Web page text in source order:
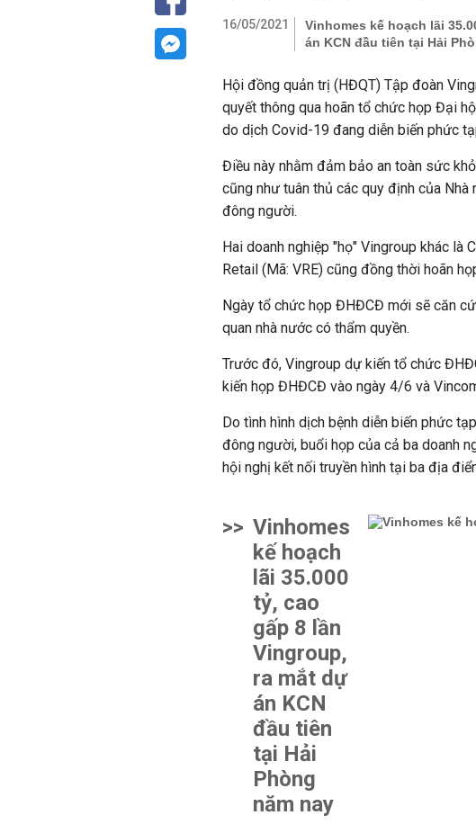
16/05/2021
Vinhomes kế hoạch lãi
án KCN đầu tiên tại Hải
Hội đồng quản trị (HĐQT) Tập đoàn
quyết thông qua hoãn tổ chức họp Đại
do dịch Covid-19 đang diễn biến phức
Điều này nhằm đảm bảo an toàn sức
cũng như tuân thủ các quy định của
đông người.
Hai doanh nghiệp "họ" Vingroup khác là
Retail (Mã: VRE) cũng đồng thời hoãn
Ngày tổ chức họp ĐHĐCĐ mới sẽ căn
quan nhà nước có thẩm quyền.
Trước đó, Vingroup dự kiến tổ chức
kiến họp ĐHĐCĐ vào ngày 4/6 và
Do tình hình dịch bệnh diễn biến phức
đông người, buổi họp của cả ba doanh
hội nghị kết nối truyền hình tại ba địa
>> Vinhomes
kế hoạch
lãi 35.000
tỷ, cao
gấp 8 lần
Vingroup,
ra mắt dự
án KCN
đầu tiên
tại Hải
Phòng
năm nay